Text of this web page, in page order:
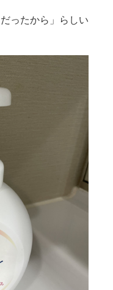
ったから」らしい